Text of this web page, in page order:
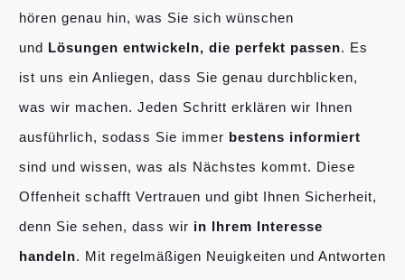
hören genau hin, was Sie sich wünschen
und Lösungen entwickeln, die perfekt passen. Es
ist uns ein Anliegen, dass Sie genau durchblicken,
was wir machen. Jeden Schritt erklären wir Ihnen
ausführlich, sodass Sie immer bestens informiert
sind und wissen, was als Nächstes kommt. Diese
Offenheit schafft Vertrauen und gibt Ihnen Sicherheit,
denn Sie sehen, dass wir in Ihrem Interesse
handeln. Mit regelmäßigen Neuigkeiten und Antworten